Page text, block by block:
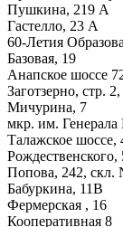
Пушкина, 219 А
Гастелло, 23 А
60-Летия
Базовая, 19
Анапское шоссе
Заготзерно, стр.
Мичурина, 7
мкр. им. Генерала
Талажское шоссе,
Рождественского,
Попова, 242, скл.
Бабуркина, 11В
Фермерская , 16
Кооперативная 8